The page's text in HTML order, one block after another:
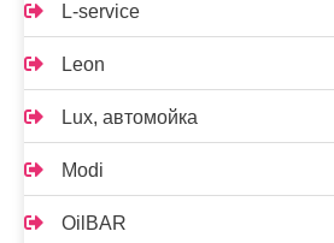
L-service
Leon
Lux, автомойка
Modi
OilBAR